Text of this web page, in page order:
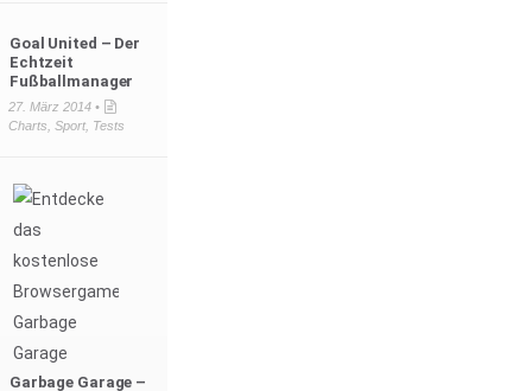
Goal United – Der
Echtzeit
Fußballmanager
27. März 2014 •
Charts Sport, Tests
Garbage Garage –